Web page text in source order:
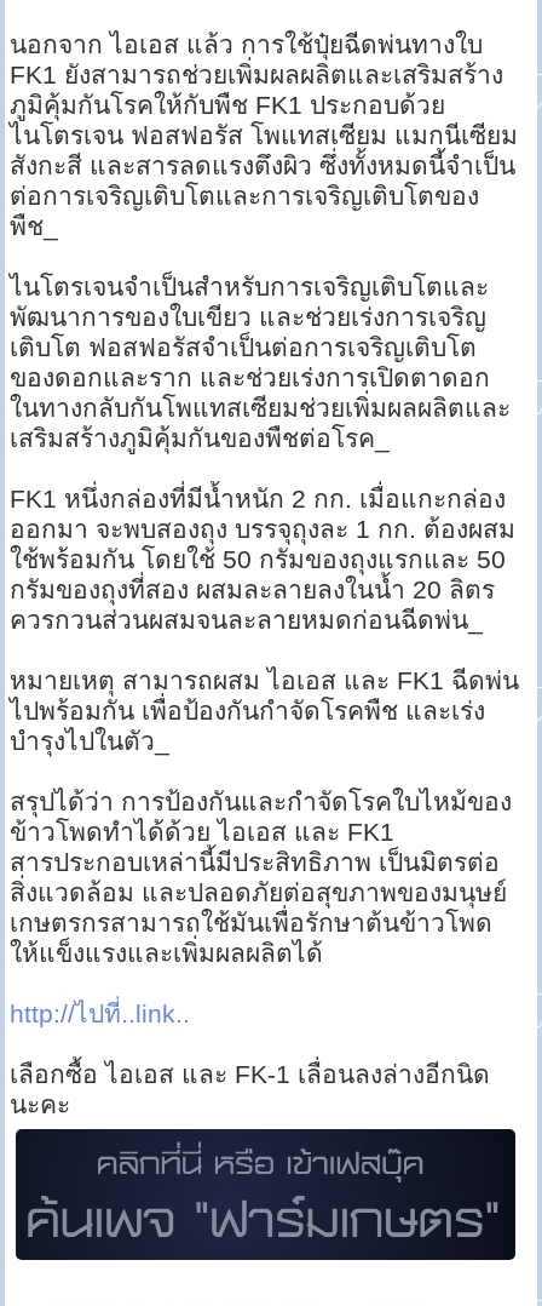
นอกจาก ไอเอส แล้ว การใช้ปุ๋ยฉีดพ่นทางใบ
FK1 ยังสามารถช่วยเพิ่มผลผลิตและเสริมสร้าง
ภูมิคุ้มกันโรคให้กับพืช FK1 ประกอบด้วย
ไนโตรเจน ฟอสฟอรัส โพแทสเซียม แมกนีเซียม
สังกะสี และสารลดแรงตึงผิว ซึ่งทั้งหมดนี้จำเป็น
ต่อการเจริญเติบโตและการเจริญเติบโตของ
พืช_
ไนโตรเจนจำเป็นสำหรับการเจริญเติบโตและ
พัฒนาการของใบเขียว และช่วยเร่งการเจริญ
เติบโต ฟอสฟอรัสจำเป็นต่อการเจริญเติบโต
ของดอกและราก และช่วยเร่งการเปิดตาดอก
ในทางกลับกันโพแทสเซียมช่วยเพิ่มผลผลิตและ
เสริมสร้างภูมิคุ้มกันของพืชต่อโรค_
FK1 หนึ่งกล่องที่มีน้ำหนัก 2 กก. เมื่อแกะกล่อง
ออกมา จะพบสองถุง บรรจุถุงละ 1 กก. ต้องผสม
ใช้พร้อมกัน โดยใช้ 50 กรัมของถุงแรกและ 50
กรัมของถุงที่สอง ผสมละลายลงในน้ำ 20 ลิตร
ควรกวนส่วนผสมจนละลายหมดก่อนฉีดพ่น_
หมายเหตุ สามารถผสม ไอเอส และ FK1 ฉีดพ่น
ไปพร้อมกัน เพื่อป้องกันกำจัดโรคพืช และเร่ง
บำรุงไปในตัว_
สรุปได้ว่า การป้องกันและกำจัดโรคใบไหม้ของ
ข้าวโพดทำได้ด้วย ไอเอส และ FK1
สารประกอบเหล่านี้มีประสิทธิภาพ เป็นมิตรต่อ
สิ่งแวดล้อม และปลอดภัยต่อสุขภาพของมนุษย์
เกษตรกรสามารถใช้มันเพื่อรักษาต้นข้าวโพด
ให้แข็งแรงและเพิ่มผลผลิตได้
http://ไปที่..link..
เลือกซื้อ ไอเอส และ FK-1 เลื่อนลงล่างอีกนิด
นะคะ